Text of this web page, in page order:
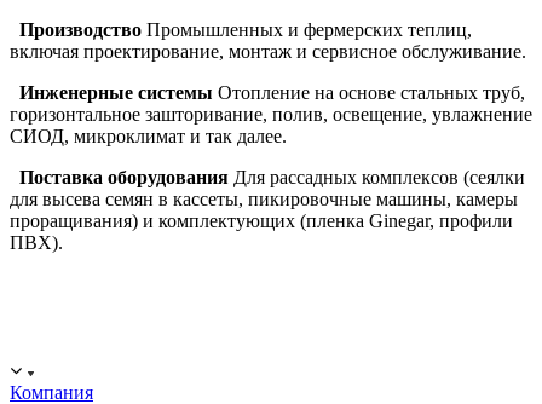
Производство Промышленных и фермерских теплиц,
включая проектирование, монтаж и сервисное обслуживание.
Инженерные системы Отопление на основе стальных труб,
горизонтальное зашторивание, полив, освещение, увлажнение
СИОД, микроклимат и так далее.
Поставка оборудования Для рассадных комплексов (сеялки
для высева семян в кассеты, пикировочные машины, камеры
проращивания) и комплектующих (пленка Ginegar, профили
ПВХ).
Компания